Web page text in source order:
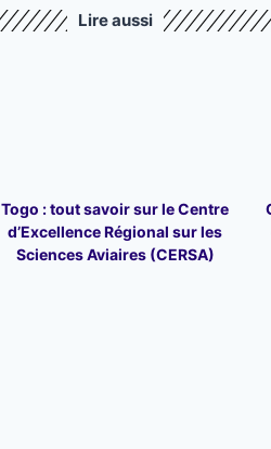
Lire aussi
Togo : tout savoir sur le Centre
d’Excellence Régional sur les
Sciences Aviaires (CERSA)